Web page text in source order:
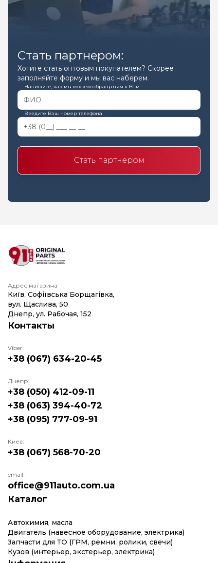
Стать партнером:
Хотите стать оптовым покупателем? Скорее
заполняйте форму и мы вас наберем.
Напишите, как мы можем обращаться к Вам
Введите Ваш номер телефона
Стать партнером
Адрес магазина
Київ, Софіївська Борщагівка,
вул. Щаслива, 50
Днепр, ул. Рабочая, 152
Каталог
Автохимия, масла
Двигатель (навесное оборудование, электрика)
Запчасти для ТО (ГРМ, ремни, ролики, свечи)
Кузов (интерьер, экстерьер, электрика)
Контакты
Viber:
+38 (067) 634-20-45
Днепр:
+38 (050) 412-09-11
+38 (063) 394-40-72
+38 (095) 777-09-91
Киев:
+38 (067) 568-70-20
email:
office@911auto.com.ua